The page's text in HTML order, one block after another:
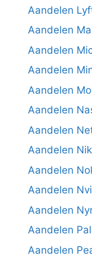
Aandelen
Aandelen
Aandelen
Aandelen
Aandelen
Aandelen
Aandelen
Aandelen
Aandelen
Aandelen
Aandelen
Aandelen
Aandelen